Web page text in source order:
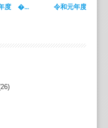
度 �... 令和元年度 �...